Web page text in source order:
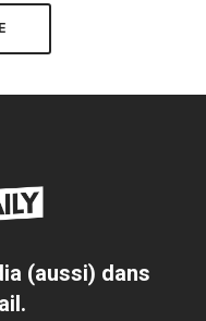
(aussi) dans